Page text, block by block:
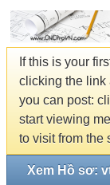
If this is your
clicking the link
you can post:
start viewing
to visit from the
Xem Hồ sơ: